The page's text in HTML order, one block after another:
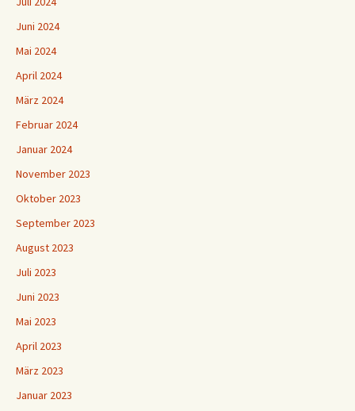
Juni 2024
Mai 2024
April 2024
März 2024
Februar 2024
Januar 2024
November 2023
Oktober 2023
September 2023
August 2023
Juli 2023
Juni 2023
Mai 2023
April 2023
März 2023
Januar 2023